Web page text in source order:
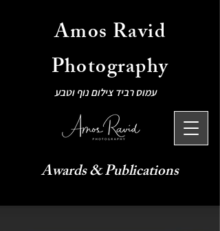
Amos Ravid
Photography
עמוס רביד צילום נוף וטבע
Awards & Publications